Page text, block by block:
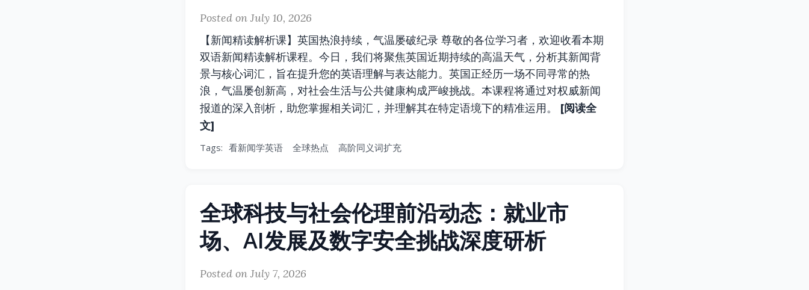
Posted on July 10, 2026
【新闻精读解析课】英国热浪持续，气温屡破纪录 尊敬的各位学习者，欢迎收看本期
双语新闻精读解析课程。今日，我们将聚焦英国近期持续的高温天气，分析其新闻背
景与核心词汇，旨在提升您的英语理解与表达能力。英国正经历一场不同寻常的热
浪，气温屡创新高，对社会生活与公共健康构成严峻挑战。本课程将通过对权威新闻
报道的深入剖析，助您掌握相关词汇，并理解其在特定语境下的精准运用。 [阅读全
文]
Tags: 看新闻学英语 全球热点 高阶同义词扩充
全球科技与社会伦理前沿动态：就业市
场、AI发展及数字安全挑战深度研析
Posted on July 7, 2026